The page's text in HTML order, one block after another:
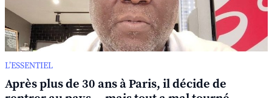
L’ESSENTIEL
Après plus de 30 ans à Paris, il décide de